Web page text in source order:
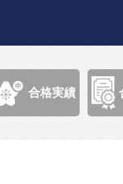
合格実績